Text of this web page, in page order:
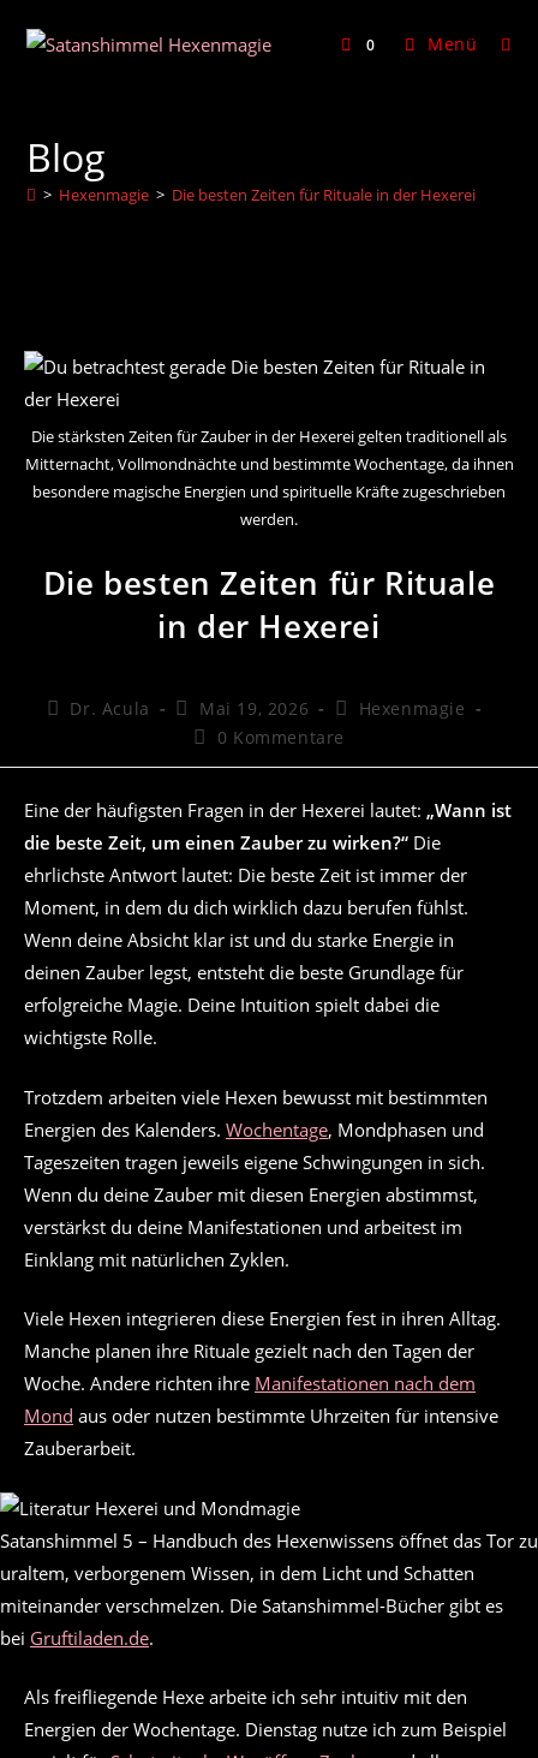
Inhalt
0 Menü
Blog
> Hexenmagie > Die besten Zeiten für Rituale in der Hexerei
Die stärksten Zeiten für Zauber in der Hexerei gelten traditionell als
Mitternacht, Vollmondnächte und bestimmte Wochentage, da ihnen
besondere magische Energien und spirituelle Kräfte zugeschrieben
werden.
Die besten Zeiten für Rituale
in der Hexerei
Beitrags-
Dr. Acula
Beitrag
veröffentlicht:
Mai 19, 2026
Beitrags-
Kategorie:
Hexenmagie
Beitrags-
0 Kommentare
Eine der häufigsten Fragen in der Hexerei lautet: „Wann ist
die beste Zeit, um einen Zauber zu wirken?“ Die
ehrlichste Antwort lautet: Die beste Zeit ist immer der
Moment, in dem du dich wirklich dazu berufen fühlst.
Wenn deine Absicht klar ist und du starke Energie in
deinen Zauber legst, entsteht die beste Grundlage für
erfolgreiche Magie. Deine Intuition spielt dabei die
wichtigste Rolle.
Trotzdem arbeiten viele Hexen bewusst mit bestimmten
Energien des Kalenders. Wochentage, Mondphasen und
Tageszeiten tragen jeweils eigene Schwingungen in sich.
Wenn du deine Zauber mit diesen Energien abstimmst,
verstärkst du deine Manifestationen und arbeitest im
Einklang mit natürlichen Zyklen.
Viele Hexen integrieren diese Energien fest in ihren Alltag.
Manche planen ihre Rituale gezielt nach den Tagen der
Woche. Andere richten ihre Manifestationen nach dem
Mond aus oder nutzen bestimmte Uhrzeiten für intensive
Zauberarbeit.
Satanshimmel 5 – Handbuch des Hexenwissens öffnet das Tor zu
uraltem, verborgenem Wissen, in dem Licht und Schatten
miteinander verschmelzen. Die Satanshimmel-Bücher gibt es
bei Gruftiladen.de.
Als freifliegende Hexe arbeite ich sehr intuitiv mit den
Energien der Wochentage. Dienstag nutze ich zum Beispiel